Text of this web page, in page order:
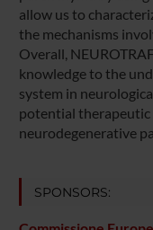
allow us to
the mechanisms
Overall,
knowledge to the
system in
potential therapeutic
neurodegenerative
SPONSORS: